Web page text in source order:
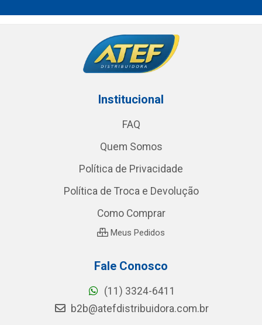
Institucional
FAQ
Quem Somos
Política de Privacidade
Política de Troca e Devolução
Como Comprar
Meus Pedidos
Fale Conosco
(11) 3324-6411
b2b@atefdistribuidora.com.br